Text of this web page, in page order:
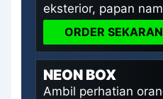
eksterior, papan
ORDER
NEON BOX
Ambil perhatian